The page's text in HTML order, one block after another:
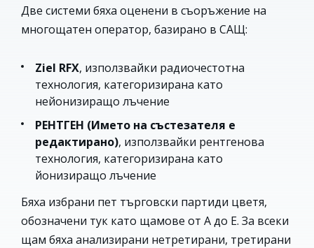
Две системи бяха оценени в съоръжение на
многощатен оператор, базирано в САЩ:
Ziel RFX, използвайки радиочестотна
технология, категоризирана като
нейонизиращо лъчение
РЕНТГЕН (Името на състезателя е
редактирано), използвайки рентгенова
технология, категоризирана като
йонизиращо лъчение
Бяха избрани пет търговски партиди цветя,
обозначени тук като щамове от А до Е. За всеки
щам бяха анализирани нетретирани, третирани